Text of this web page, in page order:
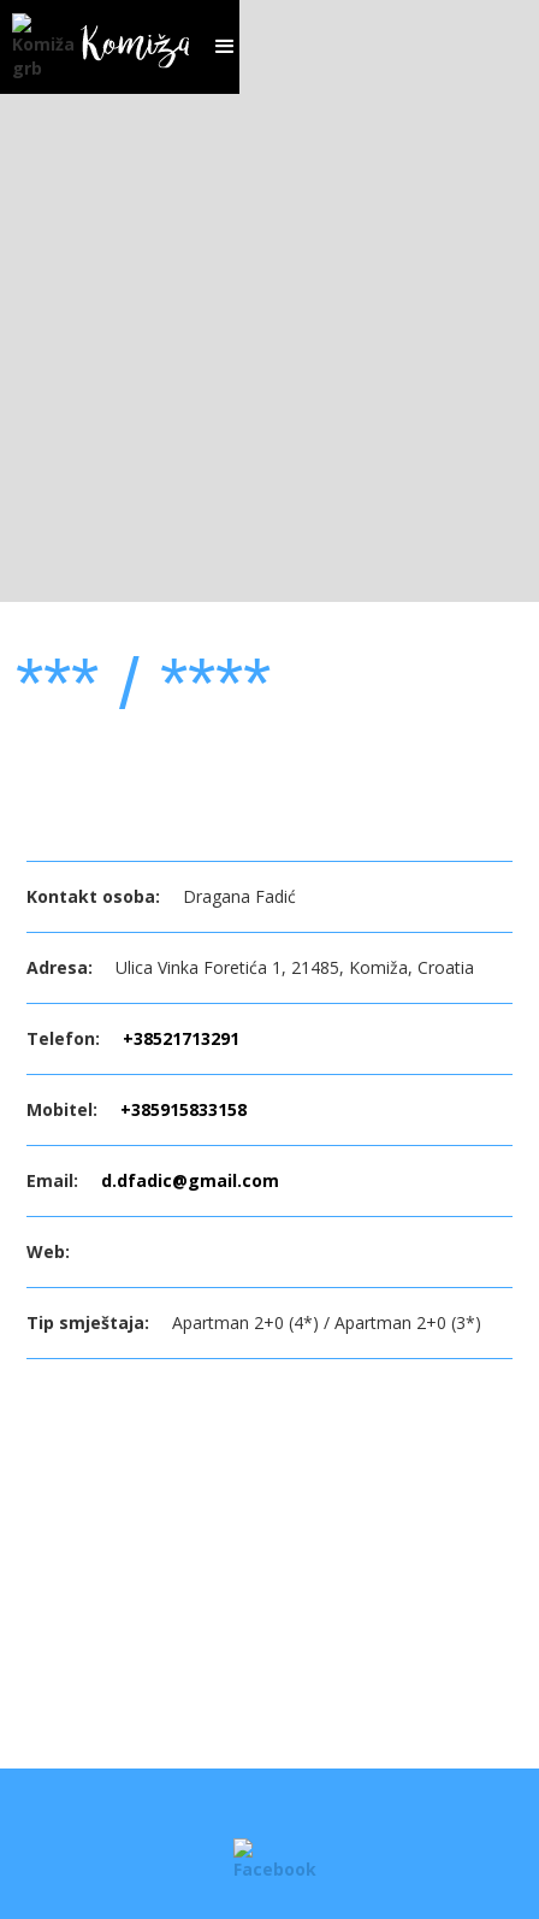
*** / ****
Kontakt osoba: Dragana Fadić
Adresa: Ulica Vinka Foretića 1, 21485, Komiža, Croatia
Telefon: +38521713291
Mobitel: +385915833158
Email: d.dfadic@gmail.com
Web:
Tip smještaja: Apartman 2+0 (4*) / Apartman 2+0 (3*)